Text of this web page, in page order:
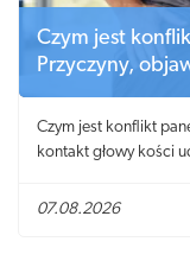
Czym jest
Przyczyny,
Czym jest konflikt
kontakt głowy kości
07.08.2026